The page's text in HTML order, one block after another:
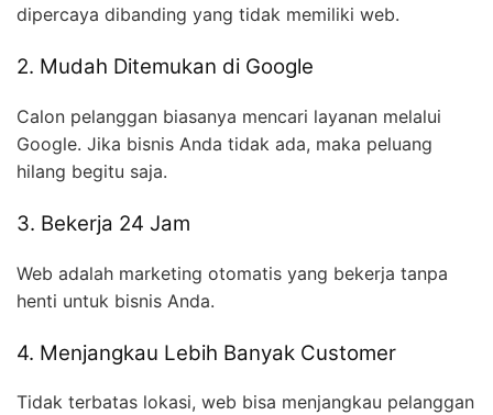
dipercaya dibanding yang tidak memiliki web.
2. Mudah Ditemukan di Google
Calon pelanggan biasanya mencari layanan melalui
Google. Jika bisnis Anda tidak ada, maka peluang
hilang begitu saja.
3. Bekerja 24 Jam
Web adalah marketing otomatis yang bekerja tanpa
henti untuk bisnis Anda.
4. Menjangkau Lebih Banyak Customer
Tidak terbatas lokasi, web bisa menjangkau pelanggan